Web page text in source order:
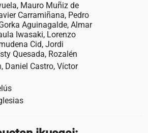
Mauro Muñiz de
Carramiñana, Pedro
Aguinagalde, Almar
Iwasaki, Lorenzo
Cid, Jordi
Quesada, Rozalén
Daniel Castro, Víctor